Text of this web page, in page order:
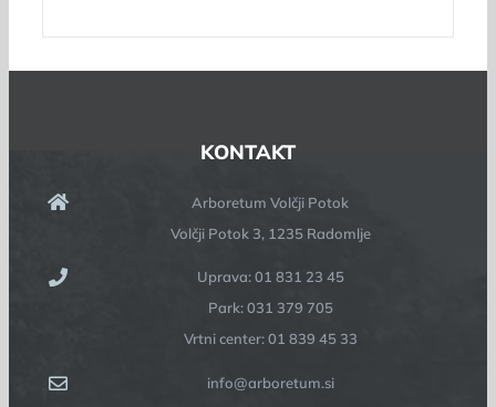
KONTAKT
Arboretum Volčji Potok
Volčji Potok 3, 1235 Radomlje
Uprava: 01 831 23 45
Park: 031 379 705
Vrtni center: 01 839 45 33
info@arboretum.si